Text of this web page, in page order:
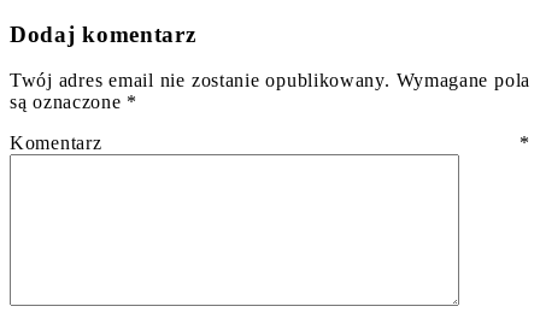
Dodaj komentarz
Twój adres email nie zostanie opublikowany. Wymagane pola
są oznaczone *
Komentarz *